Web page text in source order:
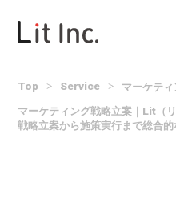
Top > Service > マーケテ
マーケティング戦略立案｜Lit（
戦略立案から施策実行まで総合